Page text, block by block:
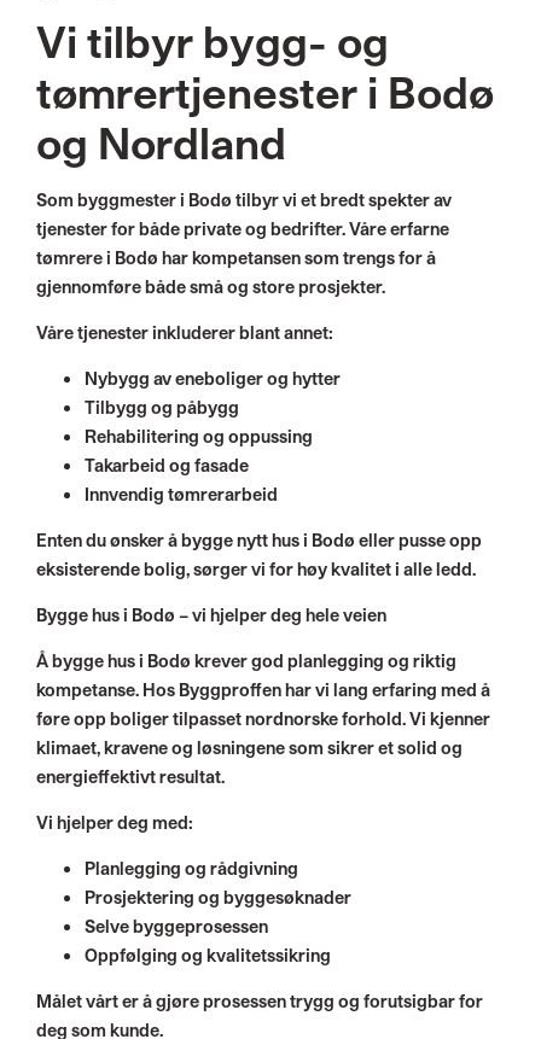
Vi tilbyr bygg- og
tømrertjenester i Bodø
og Nordland
Som byggmester i Bodø tilbyr vi et bredt spekter av
tjenester for både private og bedrifter. Våre erfarne
tømrere i Bodø har kompetansen som trengs for å
gjennomføre både små og store prosjekter.
Våre tjenester inkluderer blant annet:
Nybygg av eneboliger og hytter
Tilbygg og påbygg
Rehabilitering og oppussing
Takarbeid og fasade
Innvendig tømrerarbeid
Enten du ønsker å bygge nytt hus i Bodø eller pusse opp
eksisterende bolig, sørger vi for høy kvalitet i alle ledd.
Bygge hus i Bodø – vi hjelper deg hele veien
Å bygge hus i Bodø krever god planlegging og riktig
kompetanse. Hos Byggproffen har vi lang erfaring med å
føre opp boliger tilpasset nordnorske forhold. Vi kjenner
klimaet, kravene og løsningene som sikrer et solid og
energieffektivt resultat.
Vi hjelper deg med:
Planlegging og rådgivning
Prosjektering og byggesøknader
Selve byggeprosessen
Oppfølging og kvalitetssikring
Målet vårt er å gjøre prosessen trygg og forutsigbar for
deg som kunde.